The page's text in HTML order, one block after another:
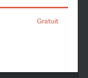
Gratuit